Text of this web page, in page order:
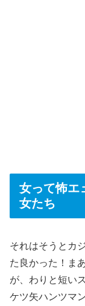
女って怖
女たち
それはそうとカ
た良かった！ま
が、わりと短い
ケツ矢ハンツマ